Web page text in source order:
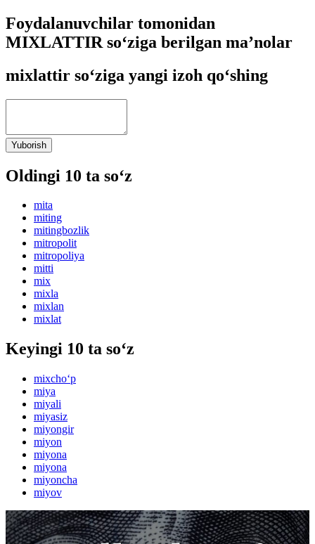
Foydalanuvchilar tomonidan
MIXLATTIR so‘ziga berilgan ma’nolar
mixlattir so‘ziga yangi izoh qo‘shing
Yuborish
Oldingi 10 ta so‘z
mita
miting
mitingbozlik
mitropolit
mitropoliya
mitti
mix
mixla
mixlan
mixlat
Keyingi 10 ta so‘z
mixcho‘p
miya
miyali
miyasiz
miyongir
miyon
miyona
miyona
miyoncha
miyov